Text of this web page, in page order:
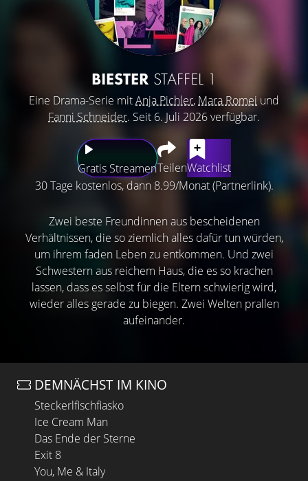
BIESTER STAFFEL 1
Eine Drama-Serie mitAnja Pichler, Mara Romeiund
Fanni Schneider. Seit 6. Juli 2026 verfügbar.
Gratis StreamenTeilenWatchlist
30 Tage kostenlos, dann 8.99/Monat (Partnerlink).
Zwei beste Freundinnen aus bescheidenen
Verhältnissen, die so ziemlich alles dafür tun würden,
um ihrem faden Leben zu entkommen. Und zwei
Schwestern aus reichem Haus, die es so krachen
lassen, dass es selbst für die Eltern schwierig wird,
wieder alles gerade zu biegen. Zwei Welten prallen
aufeinander.
DEMNÄCHST IM KINO
Steckerlfischfiasko
Ice Cream Man
Das Ende der Sterne
Exit 8
You, Me & Italy